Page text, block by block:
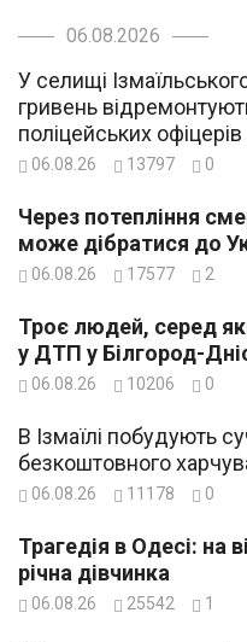
06.08.2026
У селищі
гривень
поліцейських
06.08.26 13797 0
Через потепління
може дібратися до
06.08.26 17577 2
Троє людей, серед
у ДТП у Білгород-
06.08.26 10206 0
В Ізмаїлі побудують
безкоштовного
06.08.26 11178 0
Трагедія в Одесі: на
річна дівчинка
06.08.26 25542 1